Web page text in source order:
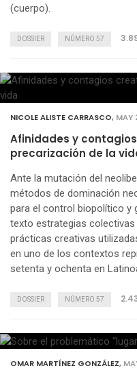
(cuerpo).
DOSSIER NÚMERO 57
NICOLE ALISTE CARRASCO, MAY
Afinidades y
precarización de la
Ante la mutación del
métodos de dominación
para el control biopolítico y
texto estrategias
prácticas creativas
en uno de los contextos
setenta y ochenta en
DOSSIER NÚMERO 57
OMAR MARTÍNEZ GONZÁLEZ,